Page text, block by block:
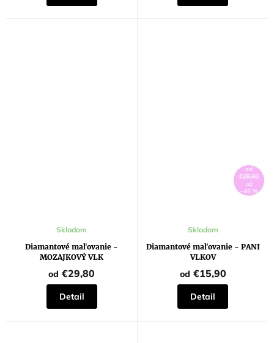
Diamantové maľovanie -
MOZAJKOVÝ VLK
Skladom
od €29,80
Detail
od
€28,80
až
–45 %
Diamantové maľovanie - PANI
VLKOV
Skladom
od €15,90
Detail